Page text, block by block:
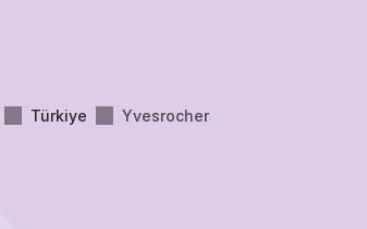
Türkiye Yvesrocher